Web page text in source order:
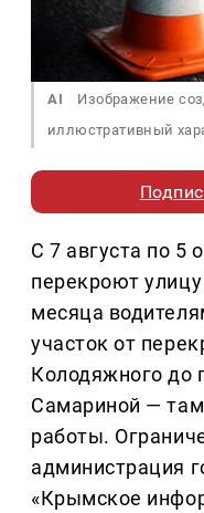
AI
Изображение
иллюстративный
С 7 августа по 5
перекроют
месяца
участок от
Колодяжного до
Самариной —
работы.
администрация
«Крымское